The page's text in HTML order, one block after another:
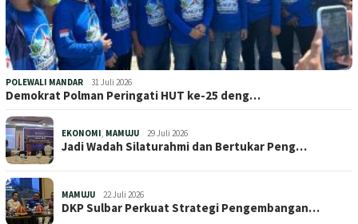
POLEWALI MANDAR 31 Juli 2026
Demokrat Polman Peringati HUT ke-25 deng…
EKONOMI, MAMUJU 29 Juli 2026
Jadi Wadah Silaturahmi dan Bertukar Peng…
MAMUJU 22 Juli 2026
DKP Sulbar Perkuat Strategi Pengembangan…